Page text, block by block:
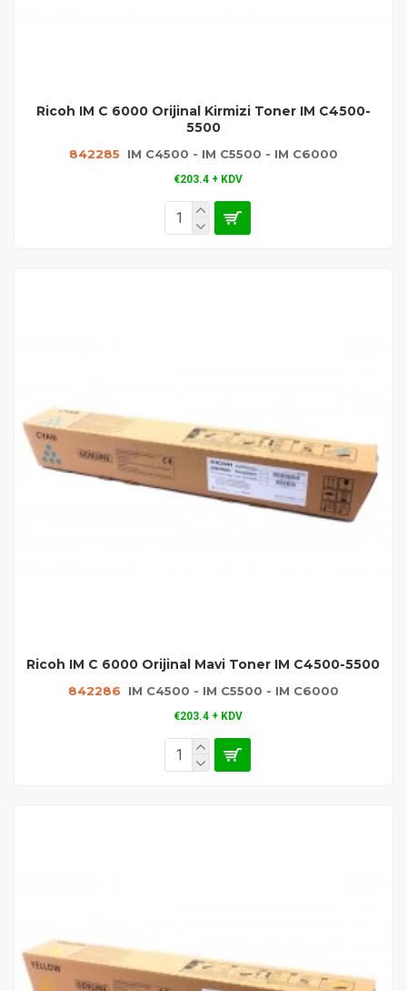
842285 IM C4500 - IM C5500 - IM C6000
Ricoh IM C 6000 Orijinal Kirmizi Toner IM C4500-
5500
€203.4 + KDV
842286 IM C4500 - IM C5500 - IM C6000
Ricoh IM C 6000 Orijinal Mavi Toner IM C4500-5500
€203.4 + KDV